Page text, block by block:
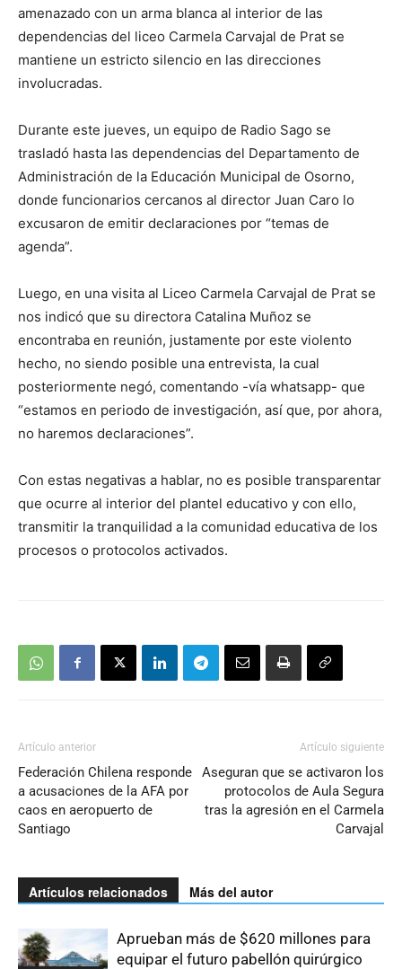
amenazado con un arma blanca al interior de las
dependencias del liceo Carmela Carvajal de Prat se
mantiene un estricto silencio en las direcciones
involucradas.
Durante este jueves, un equipo de Radio Sago se
trasladó hasta las dependencias del Departamento de
Administración de la Educación Municipal de Osorno,
donde funcionarios cercanos al director Juan Caro lo
excusaron de emitir declaraciones por “temas de
agenda”.
Luego, en una visita al Liceo Carmela Carvajal de Prat se
nos indicó que su directora Catalina Muñoz se
encontraba en reunión, justamente por este violento
hecho, no siendo posible una entrevista, la cual
posteriormente negó, comentando -vía whatsapp- que
“estamos en periodo de investigación, así que, por ahora,
no haremos declaraciones”.
Con estas negativas a hablar, no es posible transparentar
que ocurre al interior del plantel educativo y con ello,
transmitir la tranquilidad a la comunidad educativa de los
procesos o protocolos activados.
Artículo anterior
Federación Chilena responde
a acusaciones de la AFA por
caos en aeropuerto de
Santiago
Artículo siguiente
Aseguran que se activaron los
protocolos de Aula Segura
tras la agresión en el Carmela
Carvajal
Artículos relacionados Más del autor
Aprueban más de $620 millones para
equipar el futuro pabellón quirúrgico